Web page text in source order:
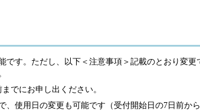
です。ただし、以下＜注意事項＞記載のとおり変更
でにお申し出ください。
、使用日の変更も可能です（受付開始日の7日前か